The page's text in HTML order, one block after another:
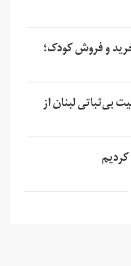
و فروش کودک؛
بی‌ثباتی لبنان از